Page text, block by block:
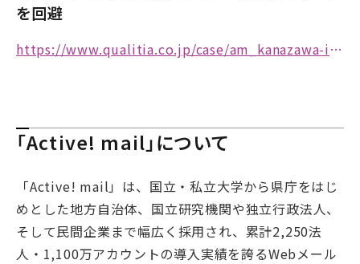
を回避
https://www.qualitia.co.jp/case/am_kanazawa-it.html
「Active! mail」について
「Active! mail」は、国立・私立大学から県庁をはじ
めとした地方自治体、国立研究機関や独立行政法人、
そして民間企業まで幅広く採用され、累計2,250法
人・1,100万アカウントの導入実績を誇るWebメール